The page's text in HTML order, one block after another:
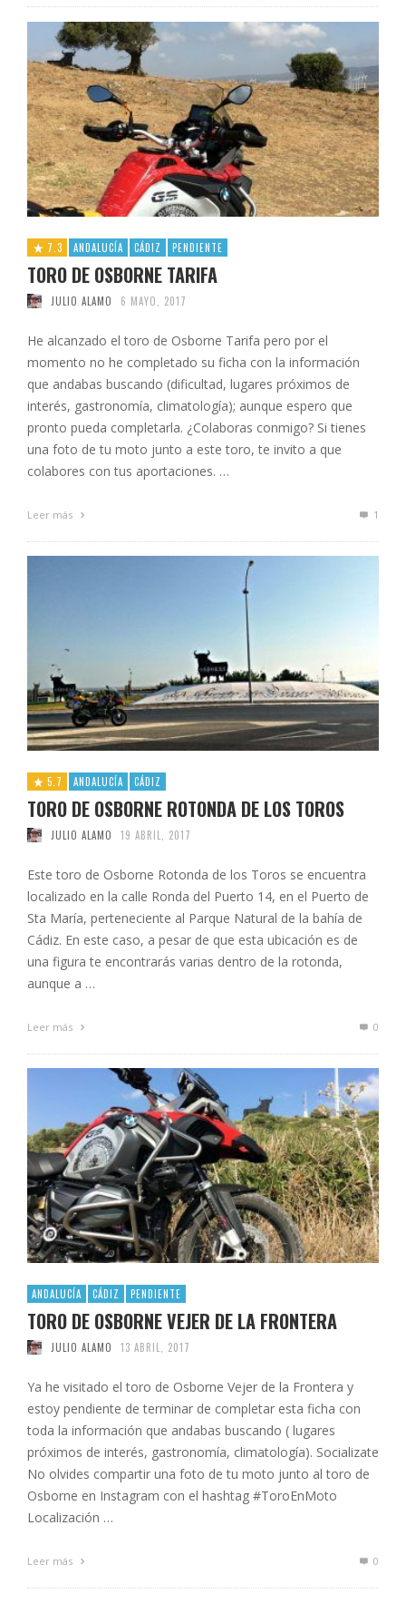
7.3 ANDALUCÍA CÁDIZ PENDIENTE
TORO DE OSBORNE TARIFA
JULIO ALAMO 6 MAYO, 2017
He alcanzado el toro de Osborne Tarifa pero por el
momento no he completado su ficha con la información
que andabas buscando (dificultad, lugares próximos de
interés, gastronomía, climatología); aunque espero que
pronto pueda completarla. ¿Colaboras conmigo? Si tienes
una foto de tu moto junto a este toro, te invito a que
colabores con tus aportaciones. …
Leer más 1
5.7 ANDALUCÍA CÁDIZ
TORO DE OSBORNE ROTONDA DE LOS TOROS
JULIO ALAMO 19 ABRIL, 2017
Este toro de Osborne Rotonda de los Toros se encuentra
localizado en la calle Ronda del Puerto 14, en el Puerto de
Sta María, perteneciente al Parque Natural de la bahía de
Cádiz. En este caso, a pesar de que esta ubicación es de
una figura te encontrarás varias dentro de la rotonda,
aunque a …
Leer más 0
ANDALUCÍA CÁDIZ PENDIENTE
TORO DE OSBORNE VEJER DE LA FRONTERA
JULIO ALAMO 13 ABRIL, 2017
Ya he visitado el toro de Osborne Vejer de la Frontera y
estoy pendiente de terminar de completar esta ficha con
toda la información que andabas buscando ( lugares
próximos de interés, gastronomía, climatología). Socializate
No olvides compartir una foto de tu moto junto al toro de
Osborne en Instagram con el hashtag #ToroEnMoto
Localización …
Leer más 0